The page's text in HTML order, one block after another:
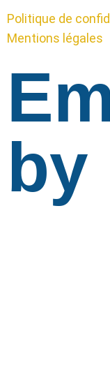
Politique de
Mentions légales
by